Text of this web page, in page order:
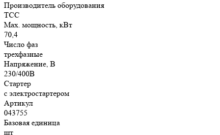
Производитель оборудования
ТСС
Max. мощность, кВт
70,4
Число фаз
трехфазные
Напряжение, В
230/400В
Стартер
с электростартером
Артикул
043755
Базовая единица
шт